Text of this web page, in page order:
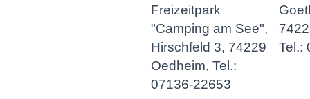
Freizeitpark
"Camping am See",
Hirschfeld 3, 74229
Oedheim, Tel.:
07136-22653
Tel.: